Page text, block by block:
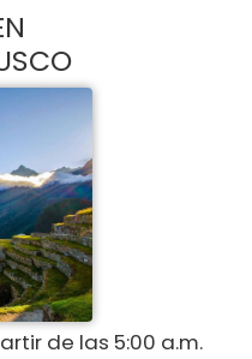
de las 5:00 a.m.